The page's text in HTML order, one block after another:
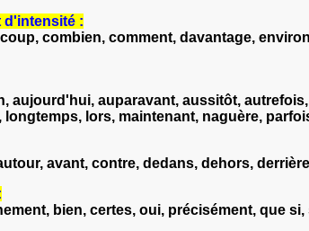
d'intensité :
combien, comment, davantage,
aujourd'hui, auparavant, aussitôt,
longtemps, lors, maintenant, naguère,
avant, contre, dedans, dehors,
bien, certes, oui, précisément, que